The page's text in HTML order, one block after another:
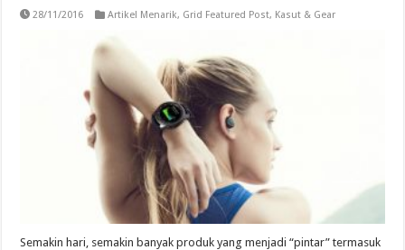
28/11/2016 Artikel Menarik, Grid Featured Post, Kasut & Gear
Semakin hari, semakin banyak produk yang menjadi “pintar” termasuk